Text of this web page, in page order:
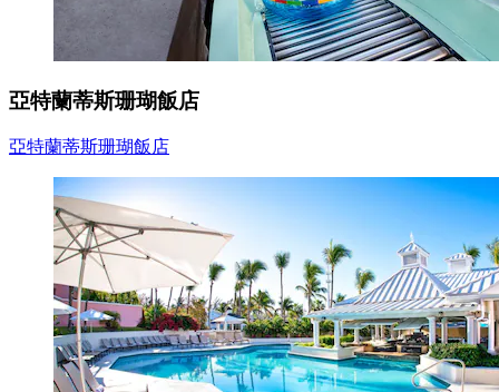
亞特蘭蒂斯珊瑚飯店
亞特蘭蒂斯珊瑚飯店